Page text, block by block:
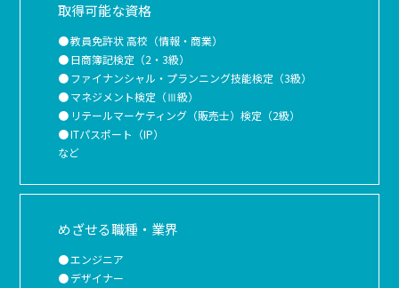
取得可能な資格
教員免許状 高校（情報・商業）
⽇商簿記検定（2・3級）
ファイナンシャル・プランニング技能検定（3級）
マネジメント検定（Ⅲ級）
リテールマーケティング（販売士）検定（2級）
ITパスポート（IP）
など
めざせる職種・業界
エンジニア
デザイナー